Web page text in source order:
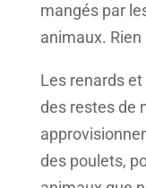
mangés par
animaux. Rien
Les renards
des restes de
des poulets,